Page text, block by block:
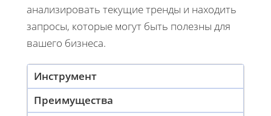
анализировать текущие тренды и находить
запросы, которые могут быть полезны для
вашего бизнеса.
Инструмент
Преимущества